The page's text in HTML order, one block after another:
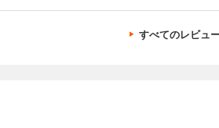
すべてのレビュ